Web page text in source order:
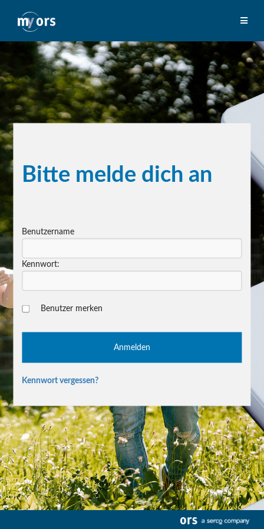
Bitte melde dich an
Benutzername
Kennwort:
Benutzer merken
Kennwort vergessen?